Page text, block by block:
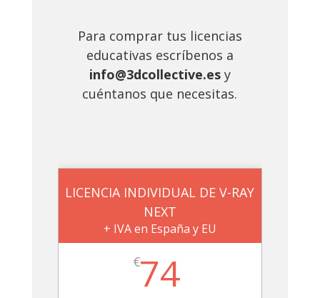
Para comprar tus licencias
educativas escríbenos a
info@3dcollective.esy
cuéntanos que necesitas.
LICENCIA INDIVIDUAL DE V-RAY
NEXT
+ IVA en España y EU
€74